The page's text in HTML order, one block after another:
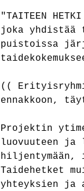
"TAITEEN
joka yhdistää
puistoissa
((
ennakkoon,
Projektin
luovuuteen ja
hiljentymään,
Taidehetket
yhteyksien ja